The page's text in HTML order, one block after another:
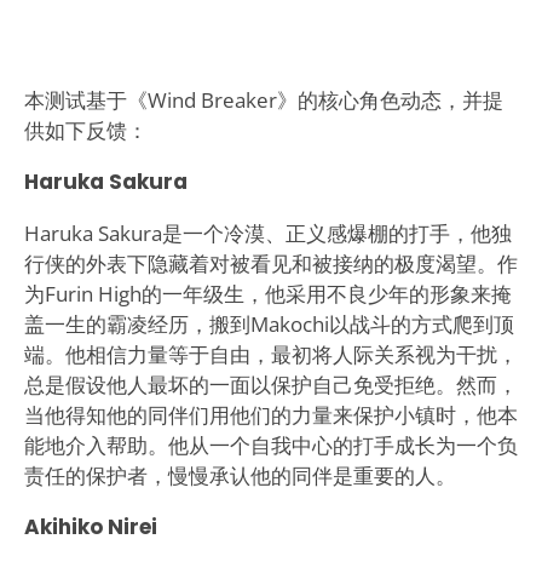
本测试基于《Wind Breaker》的核心角色动态，并提
供如下反馈：
Haruka Sakura
Haruka Sakura是一个冷漠、正义感爆棚的打手，他独
行侠的外表下隐藏着对被看见和被接纳的极度渴望。作
为Furin High的一年级生，他采用不良少年的形象来掩
盖一生的霸凌经历，搬到Makochi以战斗的方式爬到顶
端。他相信力量等于自由，最初将人际关系视为干扰，
总是假设他人最坏的一面以保护自己免受拒绝。然而，
当他得知他的同伴们用他们的力量来保护小镇时，他本
能地介入帮助。他从一个自我中心的打手成长为一个负
责任的保护者，慢慢承认他的同伴是重要的人。
Akihiko Nirei